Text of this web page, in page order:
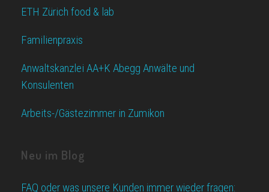
ETH Zürich food & lab
Familienpraxis
Anwaltskanzlei AA+K Abegg Anwälte und
Konsulenten
Arbeits-/Gästezimmer in Zumikon
Neu im Blog
FAQ oder was unsere Kunden immer wieder fragen: